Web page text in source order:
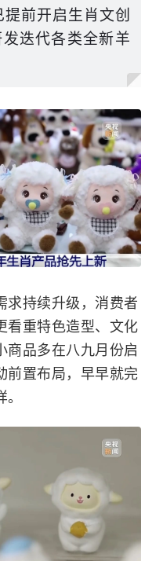
前开启生肖文创
迭代各类全新羊
求持续升级，消费者
看重特色造型、文化
商品多在八九月份启
前置布局，早早就完